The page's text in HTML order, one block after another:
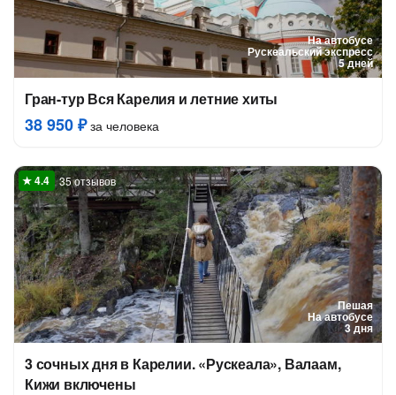
На автобусе
Рускеальский экспресс
5 дней
Гран-тур Вся Карелия и летние хиты
38 950 ₽за человека
Пешая
На автобусе
3 дня
35 отзывов
3 сочных дня в Карелии. «Рускеала», Валаам,
Кижи включены